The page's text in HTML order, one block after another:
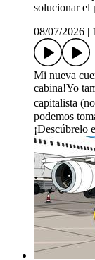
solucionar el
08/07/2026
Mi nueva
cabina!Yo
capitalista
podemos
¡Descúbrelo